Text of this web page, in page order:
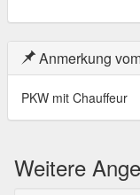
Anmerkung
PKW mit Chauffeur
Weitere